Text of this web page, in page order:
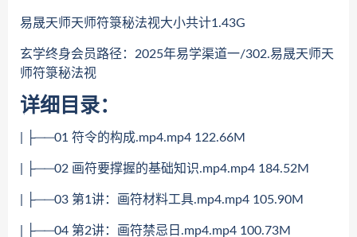
易晟天师天师符箓秘法视大小共计1.43G
玄学终身会员路径：2025年易学渠道一/302.易晟天师天
师符箓秘法视
详细目录：
| ├──01 符令的构成.mp4.mp4 122.66M
| ├──02 画符要撑握的基础知识.mp4.mp4 184.52M
| ├──03 第1讲：画符材料工具.mp4.mp4 105.90M
| ├──04 第2讲：画符禁忌日.mp4.mp4 100.73M